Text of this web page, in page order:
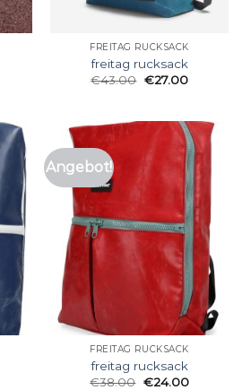
FREITAG RUCKSACK
freitag rucksack
€43.00 €27.00
Angebot!
FREITAG RUCKSACK
freitag rucksack
€38.00 €24.00